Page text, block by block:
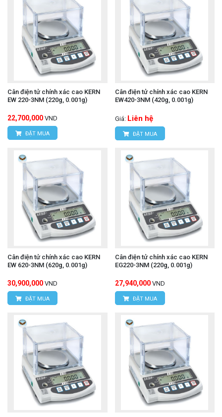
Cân điện tử chính xác cao KERN
EW 220-3NM (220g, 0.001g)
22,700,000 VND
ĐẶT MUA
Cân điện tử chính xác cao KERN
EW420-3NM (420g, 0.001g)
Giá: Liên hệ
ĐẶT MUA
Cân điện tử chính xác cao KERN
EW 620-3NM (620g, 0.001g)
30,900,000 VND
ĐẶT MUA
Cân điện tử chính xác cao KERN
EG220-3NM (220g, 0.001g)
27,940,000 VND
ĐẶT MUA